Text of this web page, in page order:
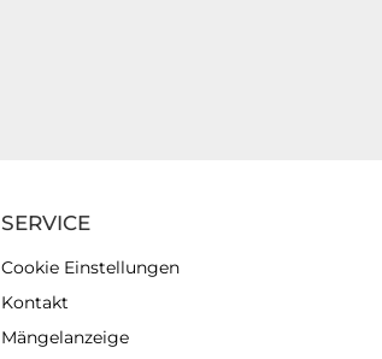
SERVICE
Cookie Einstellungen
Kontakt
Mängelanzeige